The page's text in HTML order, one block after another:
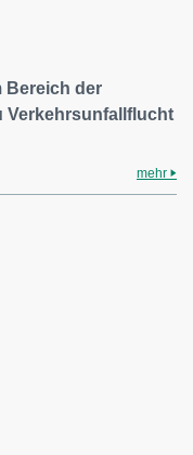
Bereich der
Verkehrsunfallflucht
mehr